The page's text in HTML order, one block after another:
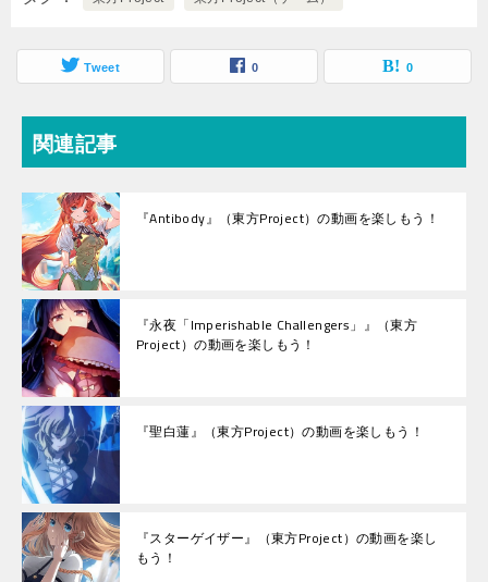
Tweet 0 0
関連記事
『Antibody』（東方Project）の動画を楽しもう！
『永夜「Imperishable Challengers」』（東方
Project）の動画を楽しもう！
『聖白蓮』（東方Project）の動画を楽しもう！
『スターゲイザー』（東方Project）の動画を楽し
もう！